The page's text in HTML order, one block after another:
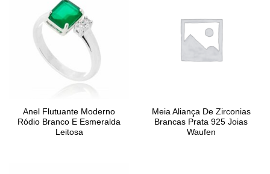
Anel Flutuante Moderno
Ródio Branco E Esmeralda
Leitosa
Meia Aliança De Zirconias
Brancas Prata 925 Joias
Waufen